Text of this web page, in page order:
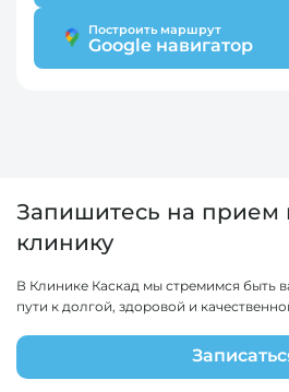
Построить маршрут
Google навигатор
Запишитесь на прием
клинику
В Клинике Каскад мы стремимся быть
пути к долгой, здоровой и